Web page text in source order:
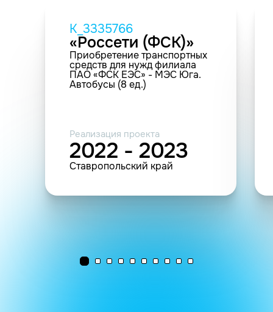
K_3335766
«Россети (ФСК)»
Приобретение транспортных
средств для нужд филиала
ПАО «ФСК ЕЭС» - МЭС Юга.
Автобусы (8 ед.)
Реализация проекта
2022 - 2023
Ставропольский край